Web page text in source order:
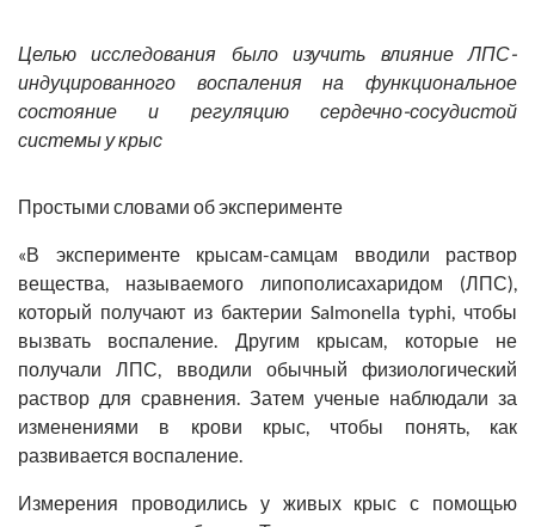
Целью исследования было изучить влияние ЛПС-
индуцированного воспаления на функциональное
состояние и регуляцию сердечно-сосудистой
системы у крыс
Простыми словами об эксперименте
«В эксперименте крысам-самцам вводили раствор
вещества, называемого липополисахаридом (ЛПС),
который получают из бактерии Salmonella typhi, чтобы
вызвать воспаление. Другим крысам, которые не
получали ЛПС, вводили обычный физиологический
раствор для сравнения. Затем ученые наблюдали за
изменениями в крови крыс, чтобы понять, как
развивается воспаление.
Измерения проводились у живых крыс с помощью